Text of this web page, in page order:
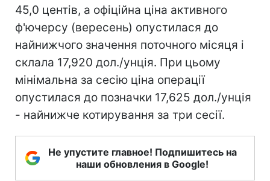
45,0 центів, а офіційна ціна активного
ф'ючерсу (вересень) опустилася до
найнижчого значення поточного місяця і
склала 17,920 дол./унція. При цьому
мінімальна за сесію ціна операції
опустилася до позначки 17,625 дол./унція
- найнижче котирування за три сесії.
Не упустите главное! Подпишитесь на
наши обновления в Google!